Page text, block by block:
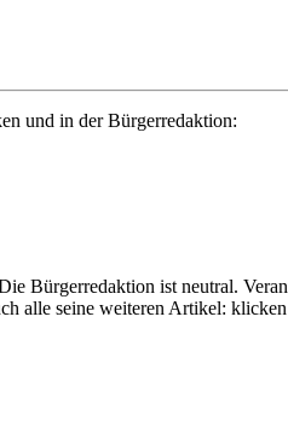
und in der Bürgerredaktion:
Bürgerredaktion ist neutral.
alle seine weiteren Artikel: